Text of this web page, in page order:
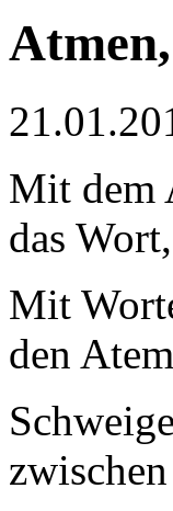
Mit dem
das
Mit
den